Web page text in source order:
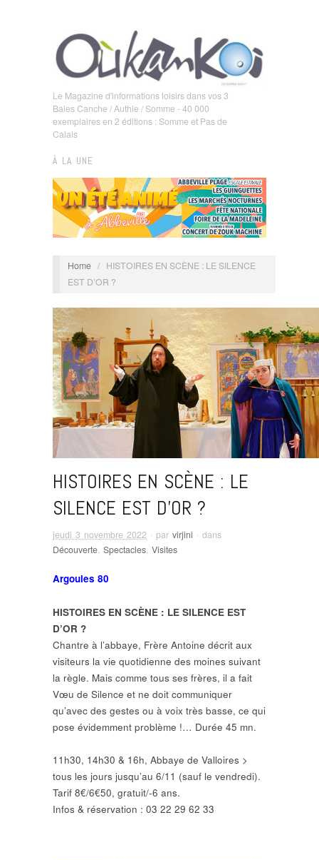
Le Magazine d'informations loisirs dans vos 3
Baies Canche / Authie / Somme - 40 000
exemplaires en 2 éditions : Somme et Pas de
Calais
À LA UNE
Home / HISTOIRES EN SCÈNE : LE SILENCE
EST D’OR ?
HISTOIRES EN SCÈNE : LE
SILENCE EST D’OR ?
jeudi 3 novembre 2022 · par virjini · dans
Découverte, Spectacles, Visites
Argoules 80
HISTOIRES EN SCÈNE : LE SILENCE EST
D’OR ?
Chantre à l’abbaye, Frère Antoine décrit aux
visiteurs la vie quotidienne des moines suivant
la règle. Mais comme tous ses frères, il a fait
Vœu de Silence et ne doit communiquer
qu’avec des gestes ou à voix très basse, ce qui
pose évidemment problème !… Durée 45 mn.
11h30, 14h30 & 16h, Abbaye de Valloires >
tous les jours jusqu’au 6/11 (sauf le vendredi).
Tarif 8€/6€50, gratuit/-6 ans.
Infos & réservation : 03 22 29 62 33